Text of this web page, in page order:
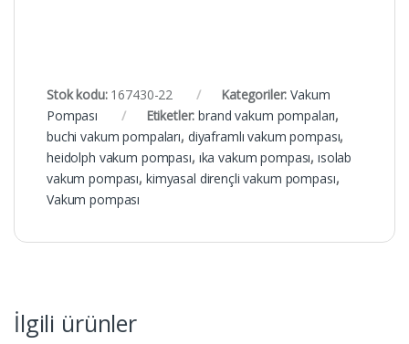
Stok kodu: 167430-22 Kategoriler:Vakum
Pompası
Etiketler:brand vakum pompaları,
buchi vakum pompaları, diyaframlı vakum pompası,
heidolph vakum pompası, ıka vakum pompası,ısolab
vakum pompası, kimyasal dirençli vakum pompası,
Vakum pompası
İlgili ürünler